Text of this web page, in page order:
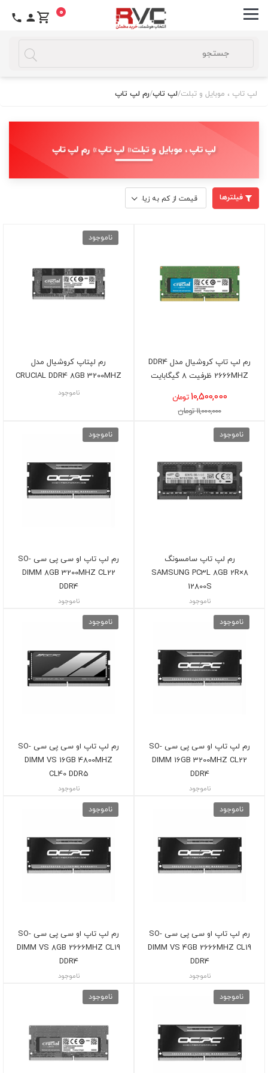
0
لپ تاپ ، موبایل و تبلت/لپ تاپ/رم لپ تاپ
لپ تاپ ، موبایل و تبلت » لپ تاپ » رم لپ تاپ
فیلترها
رم لپ تاپ کروشیال مدل DDR4
2666MHZ ظرفیت 8 گیگابایت
10,500,000 تومان
11,000,000 تومان
ناموجود
رم لپتاپ کروشیال مدل
CRUCIAL DDR4 8GB 3200MHZ
ناموجود
ناموجود
رم لپ تاپ سامسونگ
SAMSUNG PC3L 8GB 2R×8
12800S
ناموجود
ناموجود
رم لپ تاپ او سی پی سی SO-
DIMM 8GB 3200MHZ CL22
DDR4
ناموجود
ناموجود
رم لپ تاپ او سی پی سی SO-
DIMM 16GB 3200MHZ CL22
DDR4
ناموجود
ناموجود
رم لپ تاپ او سی پی سی SO-
DIMM VS 16GB 4800MHZ
CL40 DDR5
ناموجود
ناموجود
رم لپ تاپ او سی پی سی SO-
DIMM VS 4GB 2666MHZ CL19
DDR4
ناموجود
ناموجود
رم لپ تاپ او سی پی سی SO-
DIMM VS 8GB 2666MHZ CL19
DDR4
ناموجود
ناموجود ناموجود